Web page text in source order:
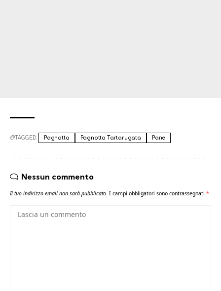
TAGGED: Pagnotta Pagnotta Tartarugata Pane
Nessun commento
Il tuo indirizzo email non sarà pubblicato. I campi obbligatori sono contrassegnati *